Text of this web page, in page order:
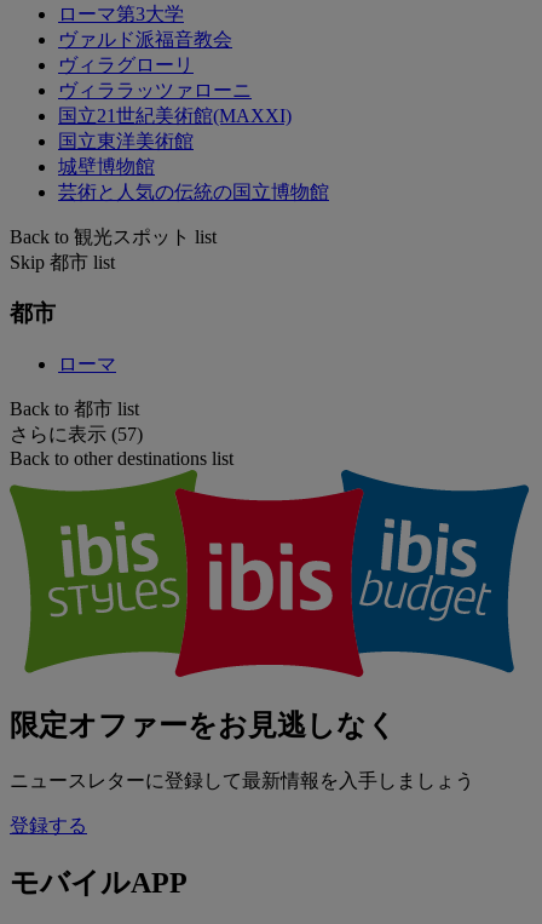
ローマ第3大学
ヴァルド派福音教会
ヴィラグローリ
ヴィララッツァローニ
国立21世紀美術館(MAXXI)
国立東洋美術館
城壁博物館
芸術と人気の伝統の国立博物館
Back to 観光スポット list
Skip 都市 list
都市
ローマ
Back to 都市 list
さらに表示 (57)
Back to other destinations list
限定オファーをお見逃しなく
ニュースレターに登録して最新情報を入手しましょう
登録する
モバイルAPP